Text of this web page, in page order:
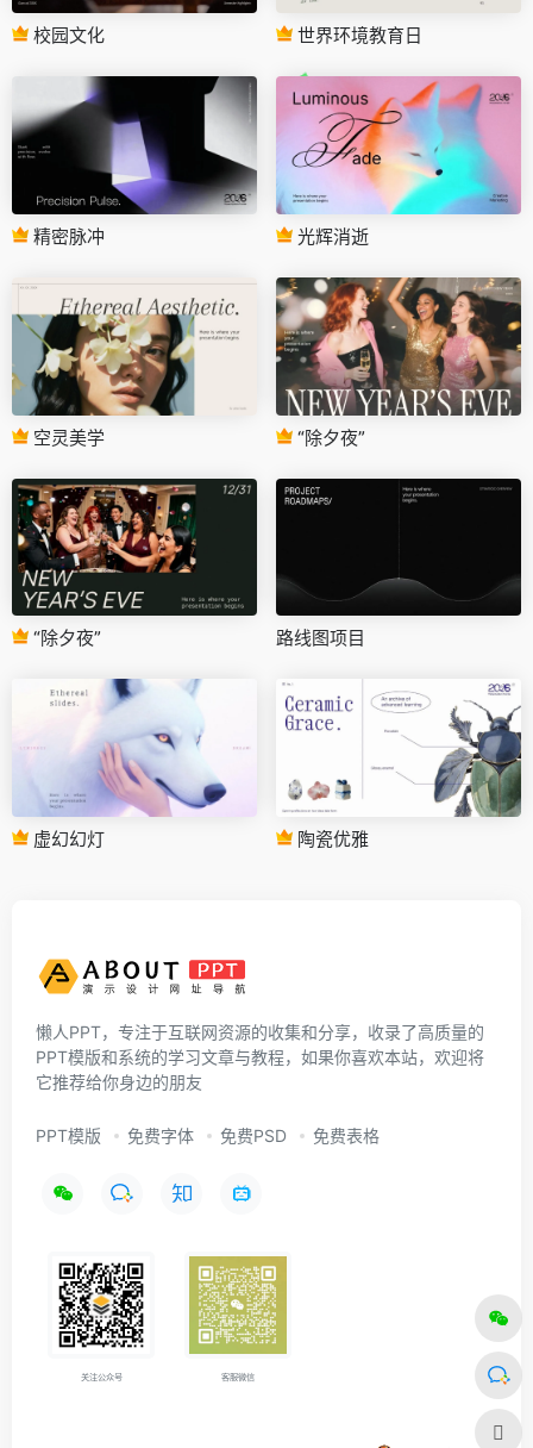
校园文化 世界环境教育日
精密脉冲 光辉消逝
空灵美学 “除夕夜”
“除夕夜” 路线图项目
虚幻幻灯 陶瓷优雅
懒人PPT，专注于互联网资源的收集和分享，收录了高质量的
PPT模版和系统的学习文章与教程，如果你喜欢本站，欢迎将
它推荐给你身边的朋友
PPT模版 免费字体 免费PSD 免费表格
关注公众号 客服微信